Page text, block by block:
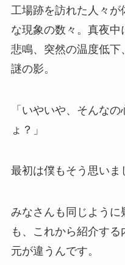
工場跡を訪れた人々
な現象の数々。真夜
悲鳴、突然の温度低
謎の影。
「いやいや、そんな
ょ？」
最初は僕もそう思い
みなさんも同じよう
も、これから紹介す
元が違うんです。